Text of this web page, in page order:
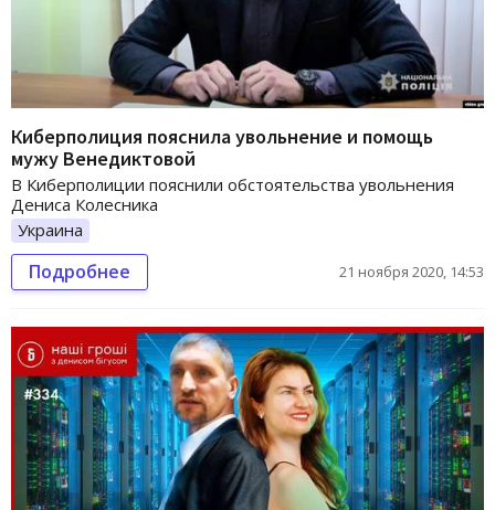
Киберполиция пояснила увольнение и помощь
мужу Венедиктовой
В Киберполиции пояснили обстоятельства увольнения
Дениса Колесника
Украина
Подробнее 21 ноября 2020, 14:53